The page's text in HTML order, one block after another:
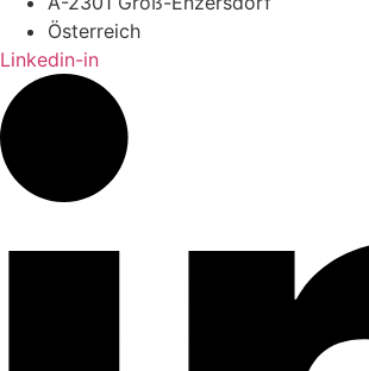
Österreich
Linkedin-in